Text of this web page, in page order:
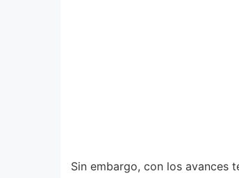
Sin embargo, con los avances